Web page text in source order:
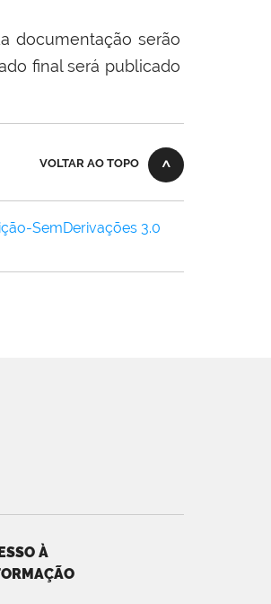
documentação serão
final será publicado
VOLTAR AO TOPO
SemDerivações 3.0
À